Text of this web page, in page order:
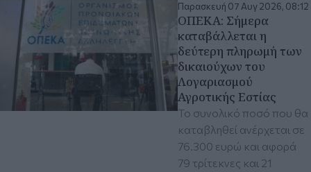
Παρασκευή 07 Αυγ 2026, 08:12
ΟΠΕΚΑ: Σήμερα
καταβάλλεται η
δεύτερη πληρωμή των
δικαιούχων του
Λογαριασμού
Αγροτικής Εστίας
Το συνολικό ποσό που θα
καταβληθεί ανέρχεται σε
76.300 ευρώ και αφορά
79 τρίτεκνες και 21